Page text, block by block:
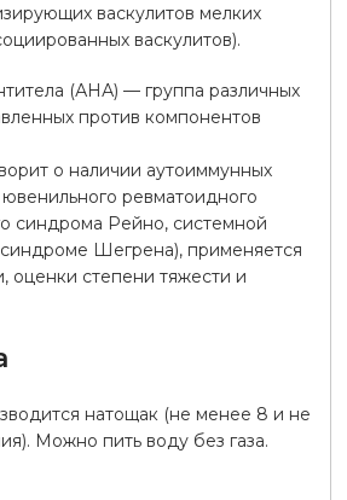
васкулитов мелких
васкулитов).
(АНА) — группа различных
против компонентов
о наличии аутоиммунных
ревматоидного
синдрома Рейно, системной
Шегрена), применяется
оценки степени тяжести и
натощак (не менее 8 и не
Можно пить воду без газа.